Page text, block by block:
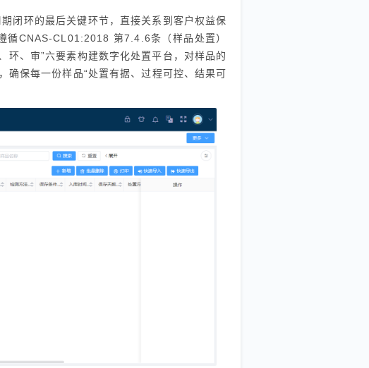
闭环的最后关键环节，直接关系到客户权益保
循CNAS-CL01:2018 第7.4.6条（样品处置）
环、审”六要素构建数字化处置平台，对样品的
确保每一份样品“处置有据、过程可控、结果可